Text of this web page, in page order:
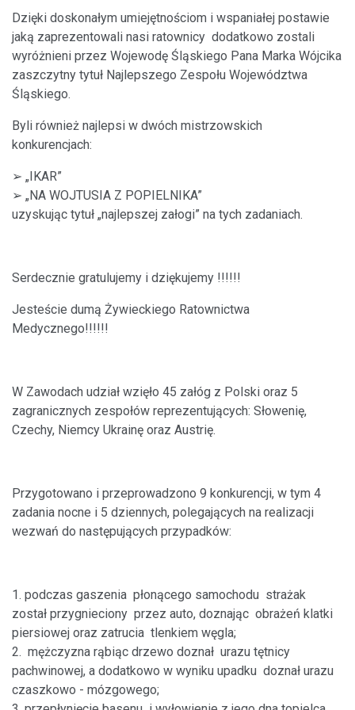
Dzięki doskonałym umiejętnościom i wspaniałej postawie
jaką zaprezentowali nasi ratownicy dodatkowo zostali
wyróżnieni przez Wojewodę Śląskiego Pana Marka Wójcika
zaszczytny tytuł Najlepszego Zespołu Województwa
Śląskiego.
Byli również najlepsi w dwóch mistrzowskich
konkurencjach:
➢ „IKAR”
➢ „NA WOJTUSIA Z POPIELNIKA”
uzyskując tytuł „najlepszej załogi” na tych zadaniach.
Serdecznie gratulujemy i dziękujemy !!!!!!
Jesteście dumą Żywieckiego Ratownictwa
Medycznego!!!!!!
W Zawodach udział wzięło 45 załóg z Polski oraz 5
zagranicznych zespołów reprezentujących: Słowenię,
Czechy, Niemcy Ukrainę oraz Austrię.
Przygotowano i przeprowadzono 9 konkurencji, w tym 4
zadania nocne i 5 dziennych, polegających na realizacji
wezwań do następujących przypadków:
1. podczas gaszenia płonącego samochodu strażak
został przygnieciony przez auto, doznając obrażeń klatki
piersiowej oraz zatrucia tlenkiem węgla;
2. mężczyzna rąbiąc drzewo doznał urazu tętnicy
pachwinowej, a dodatkowo w wyniku upadku doznał urazu
czaszkowo - mózgowego;